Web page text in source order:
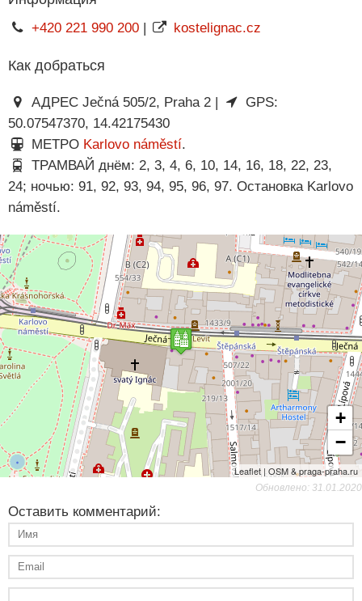
+420 221 990 200| kostelignac.cz
Как добраться
АДРЕС Ječná 505/2, Praha 2 |
GPS:
50.07547370, 14.42175430
МЕТРО Karlovo náměstí.
ТРАМВАЙ днём: 2, 3, 4, 6, 10, 14, 16, 18, 22, 23,
24; ночью: 91, 92, 93, 94, 95, 96, 97. Остановка Karlovo
náměstí.
+
−
Leaflet | OSM & praga-praha.ru
Обновлено: 31.01.2020
Оставить комментарий: